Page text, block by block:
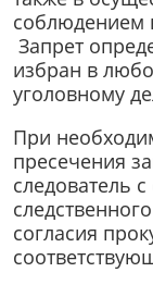
соблюдением
Запрет
избран в
уголовному
При
пресечения
следователь
согласия